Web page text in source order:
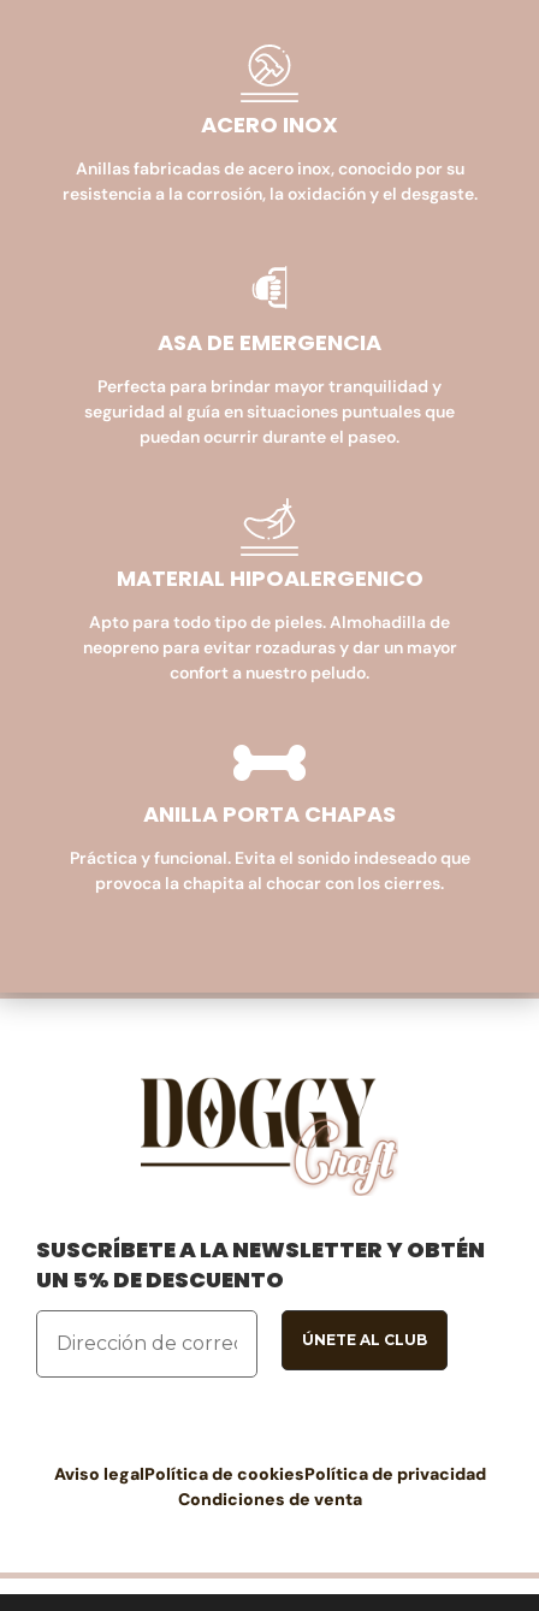
ACERO INOX
Anillas fabricadas de acero inox, conocido por su
resistencia a la corrosión, la oxidación y el desgaste.
ASA DE EMERGENCIA​
Perfecta para brindar mayor tranquilidad y
seguridad al guía en situaciones puntuales que
puedan ocurrir durante el paseo.
MATERIAL HIPOALERGENICO​
Apto para todo tipo de pieles. Almohadilla de
neopreno para evitar rozaduras y dar un mayor
confort a nuestro peludo.
ANILLA PORTA CHAPAS
Práctica y funcional. Evita el sonido indeseado que
provoca la chapita al chocar con los cierres.
SUSCRÍBETE A LA NEWSLETTER Y OBTÉN
UN 5% DE DESCUENTO
Aviso legalPolítica de cookiesPolítica de privacidad
Condiciones de venta